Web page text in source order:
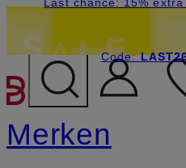
GA NAAR
Code:
Merken